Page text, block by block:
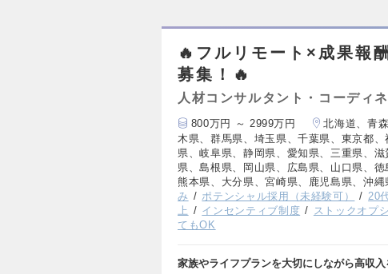
🔥フルリモート×成果報
募集！🔥
人材コンサルタント・コーディ
800万円 ～ 2999万円
北海道、青
木県、群馬県、埼玉県、千葉県、東京都
県、岐阜県、静岡県、愛知県、三重県、
県、島根県、岡山県、広島県、山口県、
熊本県、大分県、宮崎県、鹿児島県、沖縄
み
ポテンシャル採用（未経験可） 20
上
インセンティブ制度 ストックオプ
てもOK
家族やライフプランを大切にしながら高収入